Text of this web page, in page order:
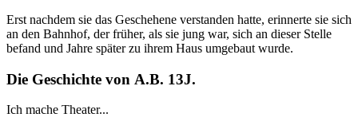
Erst nachdem sie das Geschehene verstanden hatte, erinnerte sie sich
an den Bahnhof, der früher, als sie jung war, sich an dieser Stelle
befand und Jahre später zu ihrem Haus umgebaut wurde.
Die Geschichte von А.В. 13J.
Ich mache Theater...